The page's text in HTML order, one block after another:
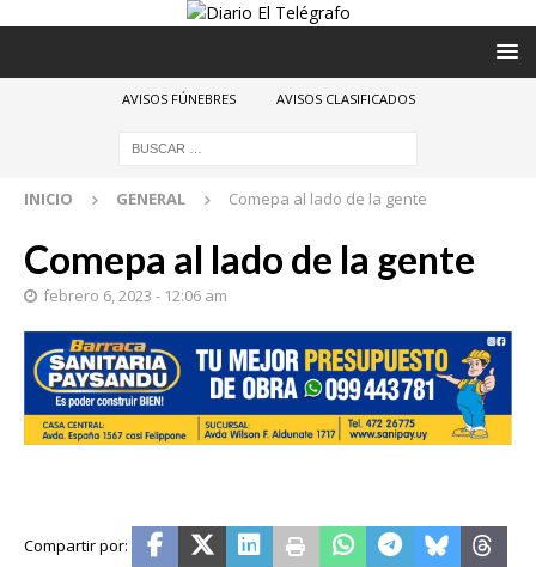
AVISOS FÚNEBRES AVISOS CLASIFICADOS
INICIO GENERAL Comepa al lado de la gente
Comepa al lado de la gente
febrero 6, 2023 - 12:06 am